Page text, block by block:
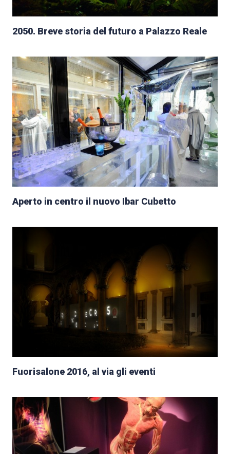
2050. Breve storia del futuro a Palazzo Reale
Aperto in centro il nuovo Ibar Cubetto
Fuorisalone 2016, al via gli eventi